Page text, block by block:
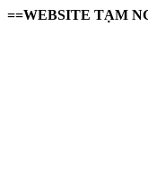
==WEBSITE TẠM